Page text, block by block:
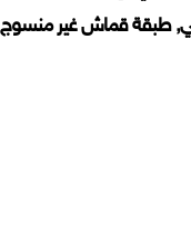
طبقة قماش غير